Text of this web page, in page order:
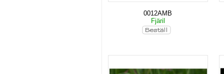
0012AMB
Fjäril